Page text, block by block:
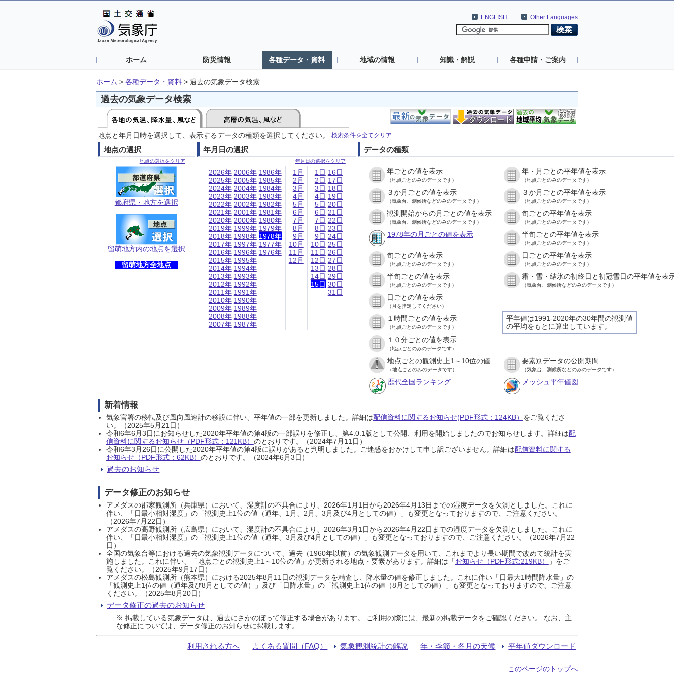
Other Languages
ENGLISH
ホーム 防災情報 各種データ・資料 地域の情報 知識・解説 各種申請・ご案内
ホーム > 各種データ・資料 > 過去の気象データ検索
過去の気象データ検索
地点と年月日時を選択して、表示するデータの種類を選択してください。 検索条件を全てクリア
地点の選択
地点の選択をクリア
都府県・地方を選択
留萌地方内の地点を選択
留萌地方全地点
年月日の選択
年月日の選択をクリア
2026年
2025年
2024年
2023年
2022年
2021年
2020年
2019年
2018年
2017年
2016年
2015年
2014年
2013年
2012年
2011年
2010年
2009年
2008年
2007年
2006年
2005年
2004年
2003年
2002年
2001年
2000年
1999年
1998年
1997年
1996年
1995年
1994年
1993年
1992年
1991年
1990年
1989年
1988年
1987年
1986年
1985年
1984年
1983年
1982年
1981年
1980年
1979年
1978年
1977年
1976年
1月
2月
3月
4月
5月
6月
7月
8月
9月
10月
11月
12月
1日
2日
3日
4日
5日
6日
7日
8日
9日
10日
11日
12日
13日
14日
15日
16日
17日
18日
19日
20日
21日
22日
23日
24日
25日
26日
27日
28日
29日
30日
31日
データの種類
年ごとの値を表示
（地点ごとのみのデータです）
年・月ごとの平年値を表示
（地点ごとのみのデータです）
３か月ごとの値を表示
（気象台、測候所などのみのデータです）
３か月ごとの平年値を表示
（地点ごとのみのデータです）
観測開始からの月ごとの値を表示
（気象台、測候所などのみのデータです）
旬ごとの平年値を表示
（地点ごとのみのデータです）
1978年の月ごとの値を表示 半旬ごとの平年値を表示
（地点ごとのみのデータです）
旬ごとの値を表示
（地点ごとのみのデータです）
日ごとの平年値を表示
（地点ごとのみのデータです）
半旬ごとの値を表示
（地点ごとのみのデータです）
霜・雪・結氷の初終日と初冠雪日の平年値を表
（気象台、測候所などのみのデータです）
日ごとの値を表示
（月を指定してください）
平年値は1991-2020年の30年間の観測値
の平均をもとに算出しています。
１時間ごとの値を表示
（地点ごとのみのデータです）
１０分ごとの値を表示
（地点ごとのみのデータです）
地点ごとの観測史上1～10位の値
（地点ごとのみのデータです）
要素別データの公開期間
（気象台、測候所などのみのデータです）
歴代全国ランキング メッシュ平年値図
新着情報
気象官署の移転及び風向風速計の移設に伴い、平年値の一部を更新しました。詳細は配信資料に関するお知らせ(PDF形式：124KB） をご覧くださ
い。（2025年5月21日）
令和6年6月3日にお知らせした2020年平年値の第4版の一部誤りを修正し、第4.0.1版として公開、利用を開始しましたのでお知らせします。詳細は配
信資料に関するお知らせ（PDF形式：121KB） のとおりです。（2024年7月11日）
令和6年3月26日に公開した2020年平年値の第4版に誤りがあると判明しました。ご迷惑をおかけして申し訳ございません。詳細は配信資料に関する
お知らせ（PDF形式：62KB） のとおりです。（2024年6月3日）
過去のお知らせ
データ修正のお知らせ
アメダスの郡家観測所（兵庫県）において、湿度計の不具合により、2026年1月1日から2026年4月13日までの湿度データを欠測としました。これに
伴い、「日最小相対湿度」の「観測史上1位の値（通年、1月、2月、3月及び4月としての値）」も変更となっておりますので、ご注意ください。
（2026年7月22日）
アメダスの高野観測所（広島県）において、湿度計の不具合により、2026年3月1日から2026年4月22日までの湿度データを欠測としました。これに
伴い、「日最小相対湿度」の「観測史上1位の値（通年、3月及び4月としての値）」も変更となっておりますので、ご注意ください。（2026年7月22
日）
全国の気象台等における過去の気象観測データについて、過去（1960年以前）の気象観測データを用いて、これまでより長い期間で改めて統計を実
施しました。これに伴い、「地点ごとの観測史上1～10位の値」が更新される地点・要素があります。詳細は「お知らせ（PDF形式:219KB）
」をご
覧ください。（2025年9月17日）
アメダスの松島観測所（熊本県）における2025年8月11日の観測データを精査し、降水量の値を修正しました。これに伴い「日最大1時間降水量」の
「観測史上1位の値（通年及び8月としての値）」及び「日降水量」の「観測史上1位の値（8月としての値）」も変更となっておりますので、ご注意
ください。（2025年8月20日）
データ修正の過去のお知らせ
※ 掲載している気象データは、過去にさかのぼって修正する場合があります。 ご利用の際には、最新の掲載データをご確認ください。 なお、主
な修正については、データ修正のお知らせに掲載します。
利用される方へ よくある質問（FAQ） 気象観測統計の解説 年・季節・各月の天候 平年値ダウンロード
このページのトップへ